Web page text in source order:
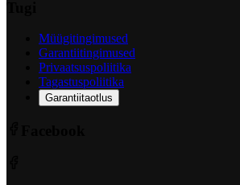
Müügitingimused
Garantiitingimused
Privaatsuspoliitika
Tagastuspoliitika
Garantiitaotlus